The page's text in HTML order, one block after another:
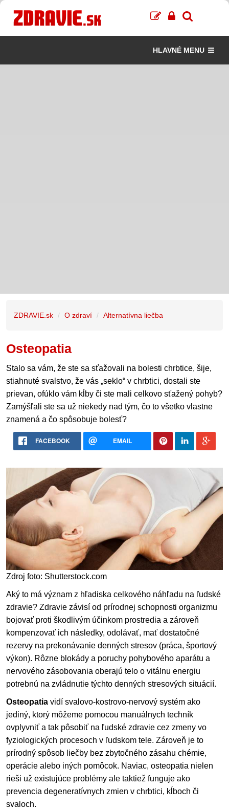
HLAVNÉ MENU
ZDRAVIE.sk O zdraví Alternatívna liečba
Osteopatia
Stalo sa vám, že ste sa sťažovali na bolesti chrbtice, šije,
stiahnuté svalstvo, že vás „seklo“ v chrbtici, dostali ste
prievan, ofúklo vám kĺby či ste mali celkovo sťažený pohyb?
Zamýšľali ste sa už niekedy nad tým, čo to všetko vlastne
znamená a čo spôsobuje bolesť?
FACEBOOK EMAIL
Zdroj foto: Shutterstock.com
Aký to má význam z hľadiska celkového náhľadu na ľudské
zdravie? Zdravie závisí od prírodnej schopnosti organizmu
bojovať proti škodlivým účinkom prostredia a zároveň
kompenzovať ich následky, odolávať, mať dostatočné
rezervy na prekonávanie denných stresov (práca, športový
výkon). Rôzne blokády a poruchy pohybového aparátu a
nervového zásobovania oberajú telo o vitálnu energiu
potrebnú na zvládnutie týchto denných stresových situácií.
Osteopatia vidí svalovo-kostrovo-nervový systém ako
jediný, ktorý môžeme pomocou manuálnych techník
ovplyvniť a tak pôsobiť na ľudské zdravie cez zmeny vo
fyziologických procesoch v ľudskom tele. Zároveň je to
prírodný spôsob liečby bez zbytočného zásahu chémie,
operácie alebo iných pomôcok. Naviac, osteopatia nielen
rieši už existujúce problémy ale taktiež funguje ako
prevencia degeneratívnych zmien v chrbtici, kĺboch či
svaloch.